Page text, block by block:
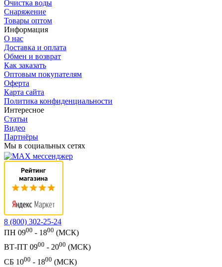
Очистка воды
Снаряжение
Товары оптом
Информация
О нас
Доставка и оплата
Обмен и возврат
Как заказать
Оптовым покупателям
Оферта
Карта сайта
Политика конфиденциальности
Интересное
Статьи
Видео
Партнёры
Мы в социальных сетях
8 (800) 302-25-24
ПН 0900 - 1800 (МСК)
ВТ-ПТ 0900 - 2000 (МСК)
СБ 1000 - 1800 (МСК)